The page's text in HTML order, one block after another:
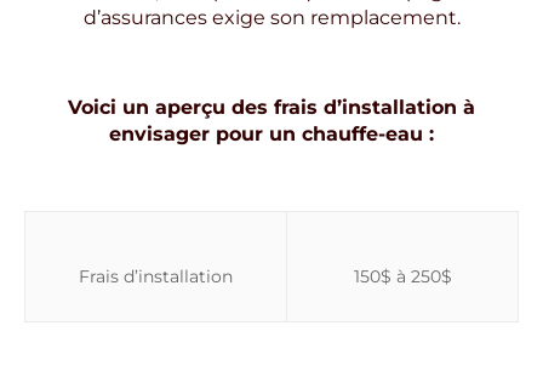
d’assurances exige son remplacement.
Voici un aperçu des frais d’installation à
envisager pour un chauffe-eau :
Frais d’installation 150$ à 250$